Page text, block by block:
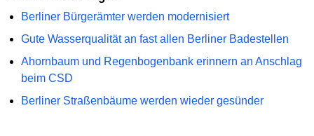
Berliner Bürgerämter werden modernisiert
Gute Wasserqualität an fast allen Berliner Badestellen
Ahornbaum und Regenbogenbank erinnern an Anschlag
beim CSD
Berliner Straßenbäume werden wieder gesünder